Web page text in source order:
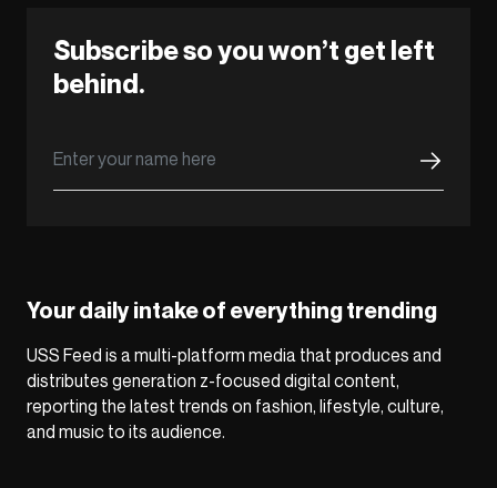
Subscribe so you won’t get left
behind.
Your daily intake of everything trending
USS Feed is a multi-platform media that produces and
distributes generation z-focused digital content,
reporting the latest trends on fashion, lifestyle, culture,
and music to its audience.